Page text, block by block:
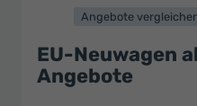
Angebote
EU-Neuwagen
Angebote